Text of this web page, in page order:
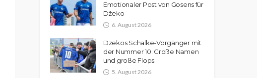
Emotionaler Post von Gosens für
Džeko
6. August 2026
Dzekos Schalke-Vorgänger mit
der Nummer 10: Große Namen
und große Flops
5. August 2026